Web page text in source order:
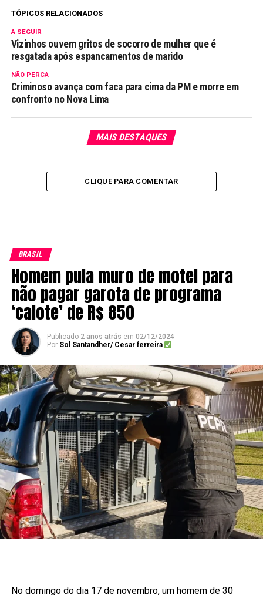
TÓPICOS RELACIONADOS
A SEGUIR
Vizinhos ouvem gritos de socorro de mulher que é
resgatada após espancamentos de marido
NÃO PERCA
Criminoso avança com faca para cima da PM e morre em
confronto no Nova Lima
MAIS DESTAQUES
CLIQUE PARA COMENTAR
BRASIL
Homem pula muro de motel para
não pagar garota de programa
‘calote’ de R$ 850
Publicado 2 anos atrás em 02/12/2024
Por Sol Santandher/ Cesar ferreira
No domingo do dia 17 de novembro, um homem de 30